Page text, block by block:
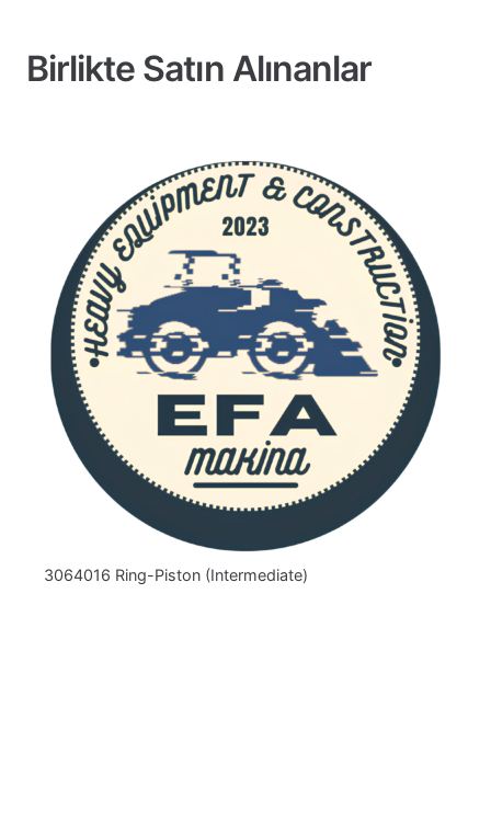
Birlikte Satın Alınanlar
3064016 Ring-Piston (Intermediate)